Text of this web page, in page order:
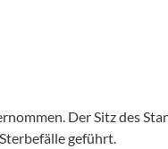
Der Sitz des
geführt.